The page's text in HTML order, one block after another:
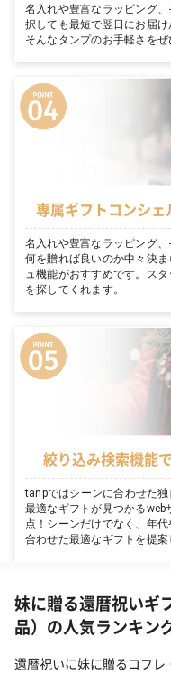
名入れや豊富なラッピング
択しても最短で翌日にお届け
そんなタンプのお手軽さをぜ
専属ギフトコンシ
名入れや豊富なラッピング
何を贈れば良いのか中々決
ュ機能がおすすめです。ス
を探してくれます。
絞り込み検索機能
tanpではシーンに合わせた独
最適なギフトが見つかる
点！シーンだけでなく、年
合わせた最適なギフトを提案
妹に贈る還暦祝いギ
品）の人気ランキン
還暦祝いに妹に贈るコフ